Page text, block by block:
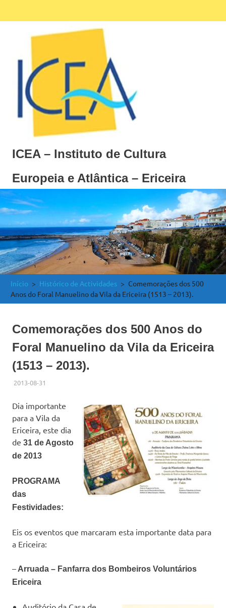
ICEA – Instituto de Cultura
Europeia e Atlântica – Ericeira
Instituto
de
Cultura
Europeia
e
Atlântica
Início Histórico de Actividades
Comemorações dos 500
Anos do Foral Manuelino da Vila da Ericeira (1513 – 2013).
Comemorações dos 500 Anos do
Foral Manuelino da Vila da Ericeira
(1513 – 2013).
2013-08-31
Dia importante
para a Vila da
Ericeira, este dia
de 31 de Agosto
de 2013
PROGRAMA
das
Festividades:
Eis os eventos que marcaram esta importante data para
a Ericeira:
–Arruada – Fanfarra dos Bombeiros Voluntários
Ericeira